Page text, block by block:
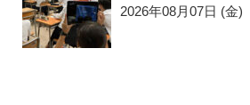
2026年08月07日 (金)